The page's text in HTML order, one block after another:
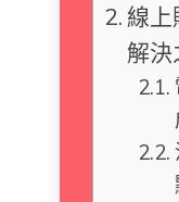
線上
解決